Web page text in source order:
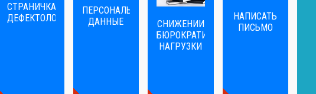
СТРАНИЧКА
ДЕФЕКТОЛОГА
ПЕРСОНАЛЬНЫЕ
ДАННЫЕ
CНИЖЕНИИ
БЮРОКРАТИЧЕСКОЙ
НАГРУЗКИ
НАПИСАТЬ
ПИСЬМО